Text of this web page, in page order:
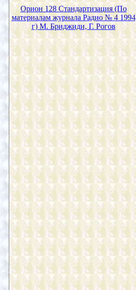
Орион 128 Стандартизация (По
материалам журнала Радио № 4 1994
г) М. Бриджиди, Г. Рогов